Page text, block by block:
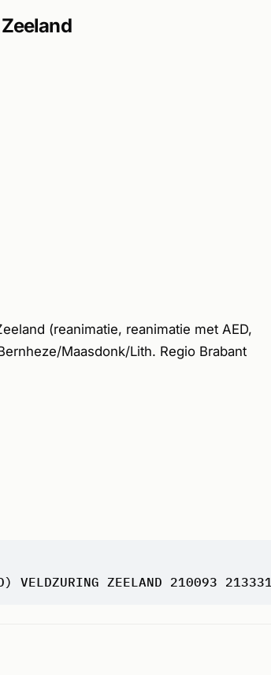
(reanimatie, reanimatie met AED,
Maasdonk/Lith. Regio Brabant
VELDZURING ZEELAND 210093 213331